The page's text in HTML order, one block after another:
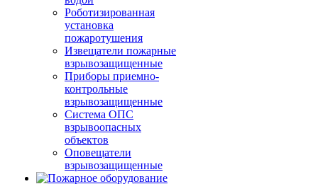
Роботизированная
установка
пожаротушения
Извещатели пожарные
взрывозащищенные
Приборы приемно-
контрольные
взрывозащищенные
Система ОПС
взрывоопасных
объектов
Оповещатели
взрывозащищенные